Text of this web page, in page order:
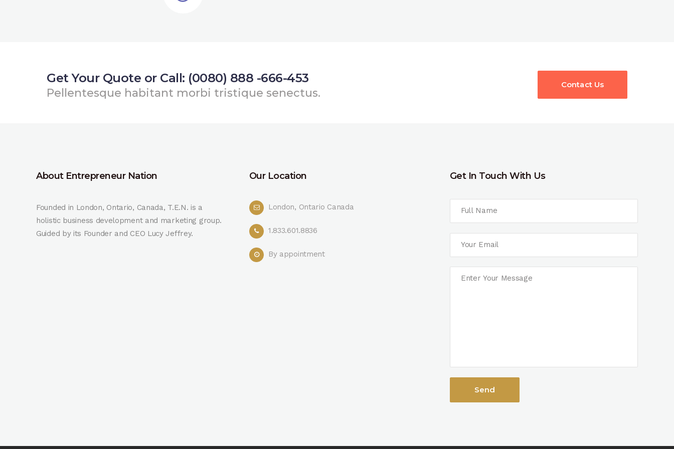
Get Your Quote or Call: (0080) 888 -666-453
Pellentesque habitant morbi tristique senectus.
Contact Us
About Entrepreneur Nation
Founded in London, Ontario, Canada, T.E.N. is a
holistic business development and marketing group.
Guided by its Founder and CEO Lucy Jeffrey.
Our Location
London, Ontario Canada
1.833.601.8836
By appointment
Get In Touch With Us